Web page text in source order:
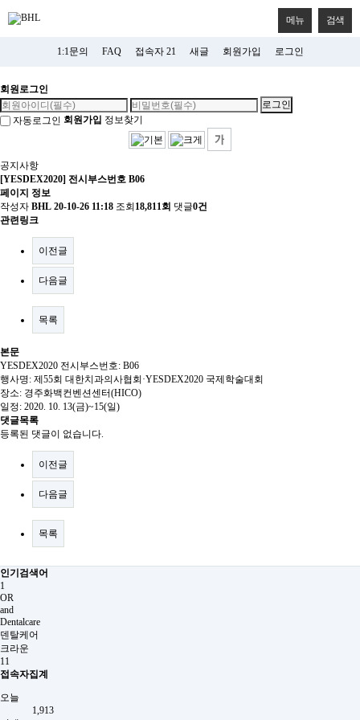
메뉴 검색
1:1문의 FAQ 접속자 21 새글 회원가입 로그인
회원로그인
자동로그인 회원가입 정보찾기
공지사항
[YESDEX2020] 전시부스번호 B06
페이지 정보
작성자 BHL 20-10-26 11:18 조회 18,811회 댓글0건
관련링크
이전글
다음글
목록
본문
YESDEX2020 전시부스번호: B06
행사명: 제55회 대한치과의사협회·YESDEX2020 국제학술대회
장소: 경주화백컨벤션센터(HICO)
일정: 2020. 10. 13(금)~15(일)
댓글목록
등록된 댓글이 없습니다.
이전글
다음글
목록
인기검색어
1
OR
and
Dentalcare
덴탈케어
크라운
11
접속자집계
오늘
1,913